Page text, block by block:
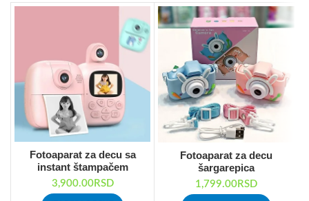
Fotoaparat za decu sa
instant štampačem
3,900.00RSD
Fotoaparat za decu
šargarepica
1,799.00 RSD